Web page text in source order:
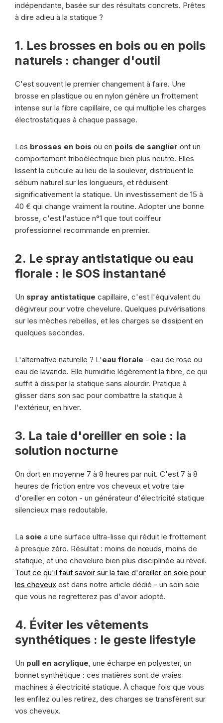
indépendante, basée sur des résultats concrets. Prêtes
à dire adieu à la statique ?
1. Les brosses en bois ou en poils
naturels : changer d'outil
C'est souvent le premier changement à faire. Une
brosse en plastique ou en nylon génère un frottement
intense sur la fibre capillaire, ce qui multiplie les charges
électrostatiques à chaque passage.
Les brosses en bois ou en poils de sanglier ont un
comportement triboélectrique bien plus neutre. Elles
lissent la cuticule au lieu de la soulever, distribuent le
sébum naturel sur les longueurs, et réduisent
significativement la statique. Un investissement de 15 à
40 € qui change vraiment la routine. Adopter une bonne
brosse, c'est l'astuce n°1 que tout coiffeur
professionnel recommande en premier.
2. Le spray antistatique ou eau
florale : le SOS instantané
Un spray antistatique capillaire, c'est l'équivalent du
dégivreur pour votre chevelure. Quelques pulvérisations
sur les mèches rebelles, et les charges se dissipent en
quelques secondes.
L'alternative naturelle ? L'eau florale - eau de rose ou
eau de lavande. Elle humidifie légèrement la fibre, ce qui
suffit à dissiper la statique sans alourdir. Pratique à
glisser dans son sac pour combattre la statique à
l'extérieur, en hiver.
3. La taie d'oreiller en soie : la
solution nocturne
On dort en moyenne 7 à 8 heures par nuit. C'est 7 à 8
heures de friction entre vos cheveux et votre taie
d'oreiller en coton - un générateur d'électricité statique
silencieux mais redoutable.
La soie a une surface ultra-lisse qui réduit le frottement
à presque zéro. Résultat : moins de nœuds, moins de
statique, et une chevelure bien plus disciplinée au réveil.
Tout ce qu'il faut savoir sur la taie d'oreiller en soie pour
les cheveux est dans notre article dédié - un soin soie
que vous ne regretterez pas d'avoir adopté.
4. Éviter les vêtements
synthétiques : le geste lifestyle
Un pull en acrylique, une écharpe en polyester, un
bonnet synthétique : ces matières sont de vraies
machines à électricité statique. À chaque fois que vous
les enfilez ou les retirez, des charges se transfèrent sur
vos cheveux.